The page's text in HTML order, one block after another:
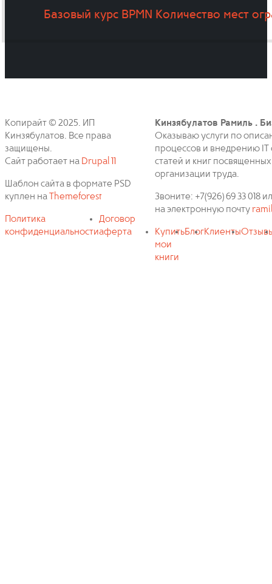
Базовый курс BPMN Количество мест
Копирайт © 2025. ИП
Кинзябулатов. Все права
защищены.
Сайт работает на Drupal 11
Шаблон сайта в формате PSD
куплен на
Themeforest
Политика
конфиденциальности
Договор
аферта
Кинзябулатов Рамиль .
Оказываю услуги по
процессов и внедрению IT
статей и книг
организации труда.
Звоните: +7(926) 69 33 018
на электронную почту
Купить
мои
книги
БлогКлиенты